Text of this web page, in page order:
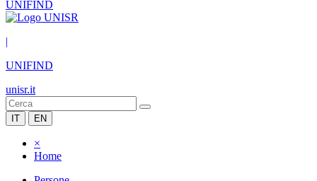
UNIFIND
|
UNIFIND
unisr.it
IT EN
×
Home